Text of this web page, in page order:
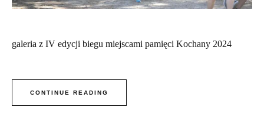
galeria z IV edycji biegu miejscami pamięci Kochany 2024
CONTINUE READING